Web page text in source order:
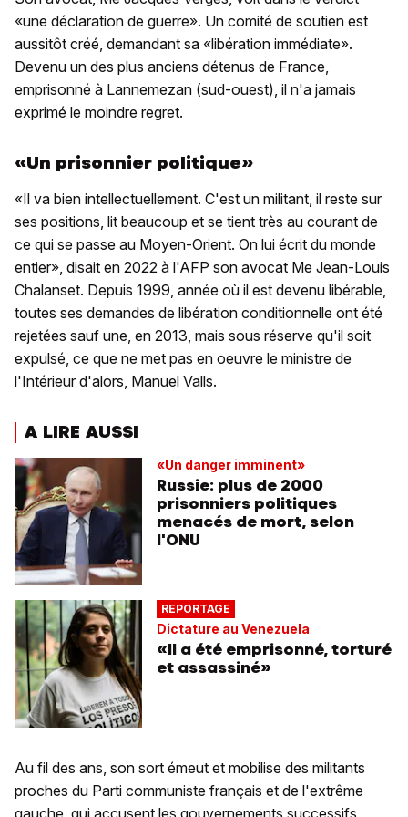
«une déclaration de guerre». Un comité de soutien est
aussitôt créé, demandant sa «libération immédiate».
Devenu un des plus anciens détenus de France,
emprisonné à Lannemezan (sud-ouest), il n'a jamais
exprimé le moindre regret.
«Un prisonnier politique»
«Il va bien intellectuellement. C'est un militant, il reste sur
ses positions, lit beaucoup et se tient très au courant de
ce qui se passe au Moyen-Orient. On lui écrit du monde
entier», disait en 2022 à l'AFP son avocat Me Jean-Louis
Chalanset. Depuis 1999, année où il est devenu libérable,
toutes ses demandes de libération conditionnelle ont été
rejetées sauf une, en 2013, mais sous réserve qu'il soit
expulsé, ce que ne met pas en oeuvre le ministre de
l'Intérieur d'alors, Manuel Valls.
A LIRE AUSSI
«Un danger imminent»
Russie: plus de 2000
prisonniers politiques
menacés de mort, selon
l'ONU
REPORTAGE
Dictature au Venezuela
«Il a été emprisonné, torturé
et assassiné»
Au fil des ans, son sort émeut et mobilise des militants
proches du Parti communiste français et de l'extrême
gauche, qui accusent les gouvernements successifs